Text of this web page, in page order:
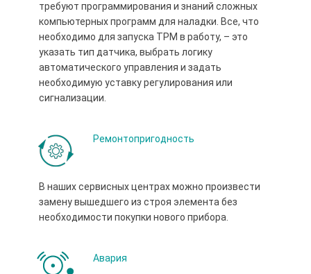
требуют программирования и знаний сложных
компьютерных программ для наладки. Все, что
необходимо для запуска ТРМ в работу, – это
указать тип датчика, выбрать логику
автоматического управления и задать
необходимую уставку регулирования или
сигнализации.
Ремонтопригодность
В наших сервисных центрах можно произвести
замену вышедшего из строя элемента без
необходимости покупки нового прибора.
Авария